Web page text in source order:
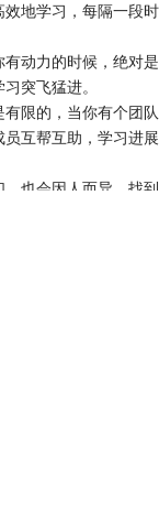
地学习，每隔一段时
动力的时候，绝对是
突飞猛进。
限的，当你有个团队
互帮互助，学习进展
，也会因人而异，找到
，学到老，在人生道